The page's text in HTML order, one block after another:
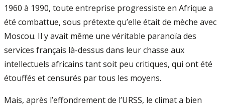
1960 à 1990, toute entreprise progressiste en Afrique a
été combattue, sous prétexte qu’elle était de mèche avec
Moscou. Il y avait même une véritable paranoïa des
services français là-dessus dans leur chasse aux
intellectuels africains tant soit peu critiques, qui ont été
étouffés et censurés par tous les moyens.
Mais, après l’effondrement de l’URSS, le climat a bien